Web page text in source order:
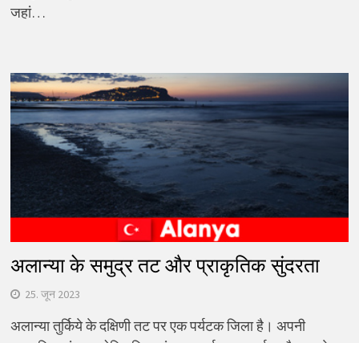
जहां…
अलान्या के समुद्र तट और प्राकृतिक सुंदरता
25. जून 2023
अलान्या तुर्किये के दक्षिणी तट पर एक पर्यटक जिला है। अपनी